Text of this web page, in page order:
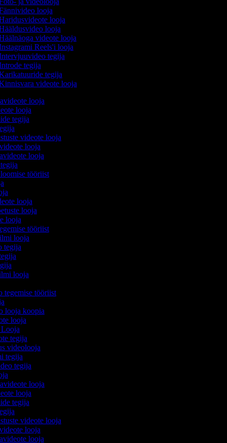
looja
looja
looja
videote looja
Reels'i looja
tegija
tegija
tegija
videote looja
looja
looja
tegija
videote looja
looja
looja
tööriist
looja
looja
looja
tööriist
looja
tegija
looja
tegemise tööriist
looja koopia
looja
Looja
tegija
videolooja
tegija
tegija
looja
looja
tegija
videote looja
looja
looja